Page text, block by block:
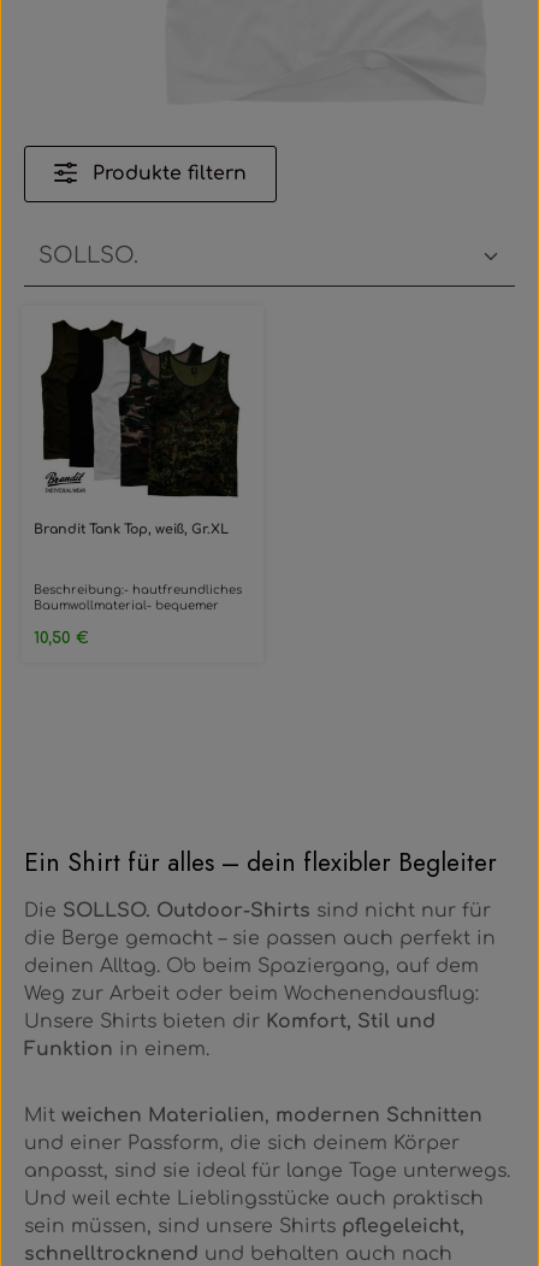
Produkte filtern
Brandit Tank Top, weiß, Gr.XL
Beschreibung:- hautfreundliches
Baumwollmaterial- bequemer
gerader Schnitt- 160g je
Regulärer Preis:
10,50 €
Ein Shirt für alles – dein flexibler Begleiter
Die SOLLSO. Outdoor-Shirts sind nicht nur für
die Berge gemacht – sie passen auch perfekt in
deinen Alltag. Ob beim Spaziergang, auf dem
Weg zur Arbeit oder beim Wochenendausflug:
Unsere Shirts bieten dir Komfort, Stil und
Funktion in einem.
Mit weichen Materialien, modernen Schnitten
und einer Passform, die sich deinem Körper
anpasst, sind sie ideal für lange Tage unterwegs.
Und weil echte Lieblingsstücke auch praktisch
sein müssen, sind unsere Shirts pflegeleicht,
schnelltrocknend und behalten auch nach